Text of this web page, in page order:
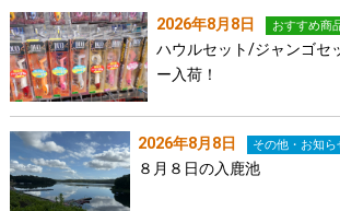
2026年8月8日 おすすめ商
ハウルセット/ジャンゴセ
ー入荷！
2026年8月8日 その他・お知ら
８月８日の入鹿池